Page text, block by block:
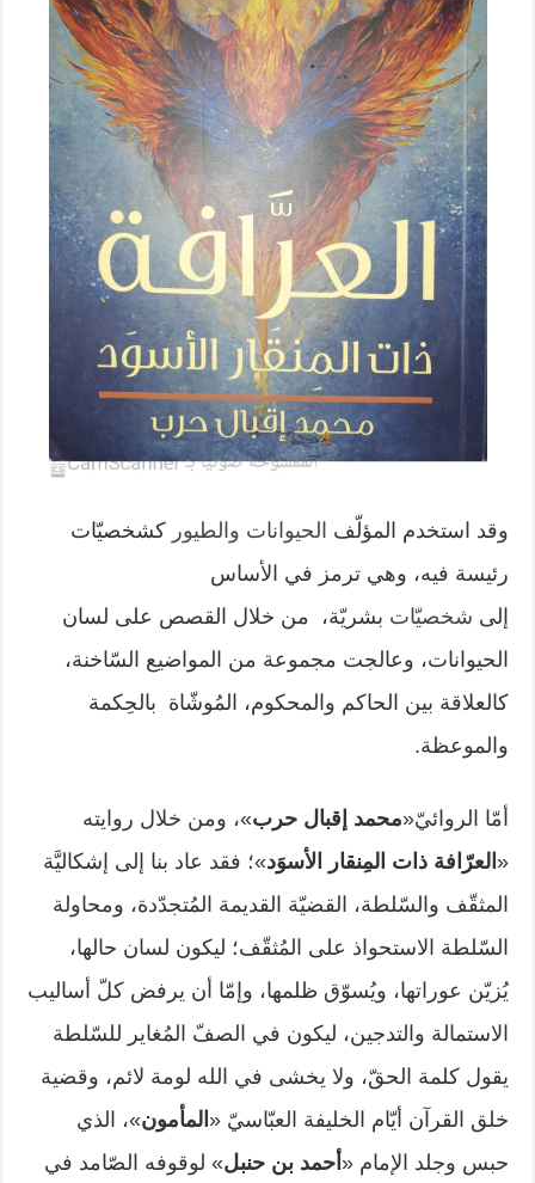
وقد استخدم المؤلّف الحيوانات والطيور كشخصيّات
رئيسة فيه، وهي ترمز في الأساس
إلى شخصيّات بشريّة، من خلال القصص على لسان
الحيوانات، وعالجت مجموعة من المواضيع السّاخنة،
كالعلاقة بين الحاكم والمحكوم، المُوشّاة بالحِكمة
والموعظة.
أمّا الروائيّ«محمد إقبال حرب»، ومن خلال روايته
« العرّافة ذات المِنقار الأسوَد»؛ فقد عاد بنا إلى إشكاليَّة
المثقّف والسّلطة، القضيّة القديمة المُتجدّدة، ومحاولة
السّلطة الاستحواذ على المُثقّف؛ ليكون لسان حالها،
يُزيّن عوراتها، ويُسوّق ظلمها، وإمّا أن يرفض كلّ أساليب
الاستمالة والتدجين، ليكون في الصفّ المُغاير للسّلطة
يقول كلمة الحقّ، ولا يخشى في الله لومة لائم، وقضية
خلق القرآن أيّام الخليفة العبّاسيّ « المأمون»، الذي
حبس وجلد الإمام « أحمد بن حنبل» لوقوفه الصّامد في